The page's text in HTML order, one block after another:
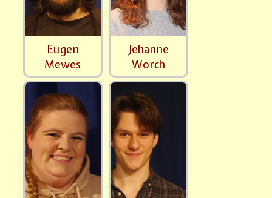
Eugen
Mewes
Jehanne
Worch